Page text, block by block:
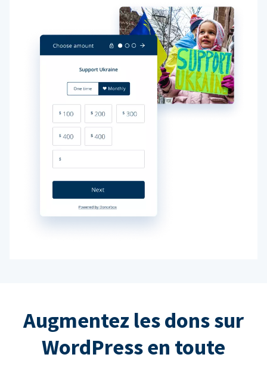
Augmentez les dons sur
WordPress en toute